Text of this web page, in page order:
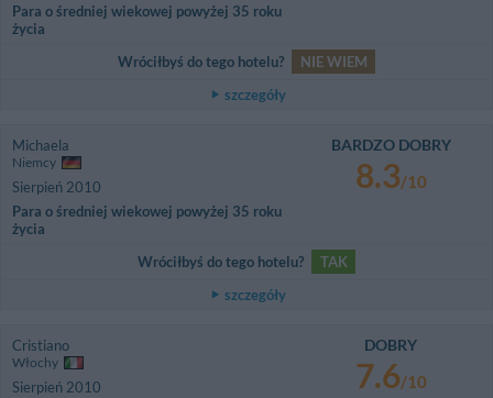
Para o średniej wiekowej powyżej 35 roku
życia
Wróciłbyś do tego hotelu?
NIE WIEM
szczegóły
Michaela
Niemcy
Sierpień 2010
Para o średniej wiekowej powyżej 35 roku
życia
BARDZO DOBRY
8.3/10
Wróciłbyś do tego hotelu?
TAK
szczegóły
Cristiano
Włochy
Sierpień 2010
DOBRY
7.6/10